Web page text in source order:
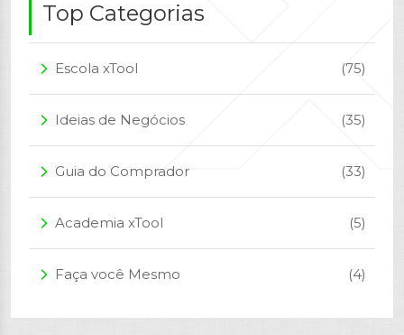
Top Categorias
arrow_forward_ios Escola xTool (75)
arrow_forward_ios Ideias de Negócios (35)
arrow_forward_ios Guia do Comprador (33)
arrow_forward_ios Academia xTool (5)
arrow_forward_ios Faça você Mesmo (4)